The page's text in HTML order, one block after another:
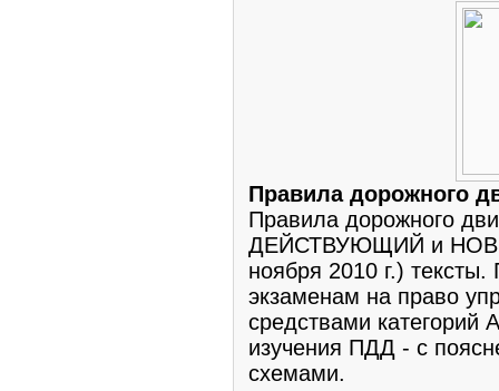
Правила дорожного
Правила дорожного
ДЕЙСТВУЮЩИЙ и
ноября 2010 г.)
экзаменам на право
средствами категорий
изучения ПДД - с
схемами.